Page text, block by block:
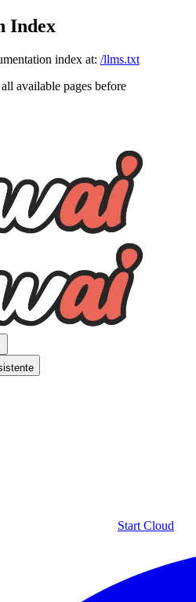
Index
index at: /llms.txt
available pages before
Start Cloud